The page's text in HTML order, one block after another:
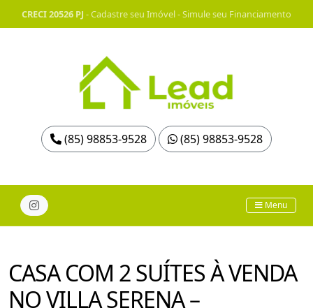
CRECI 20526 PJ -Cadastre seu Imóvel-Simule seu Financiamento
(85) 98853-9528 (85) 98853-9528
Menu
CASA COM 2 SUÍTES À VENDA
NO VILLA SERENA –